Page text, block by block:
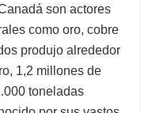
son actores
como oro, cobre
produjo alrededor
1,2 millones de
toneladas